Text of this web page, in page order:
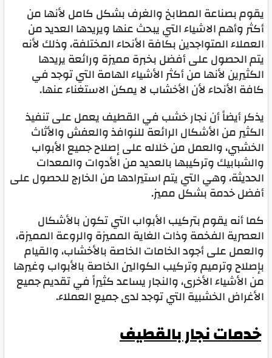
يقوم بصناعة المطابخ والغرف بشكل كامل لأنها من
أكثر وأهم الاشياء التي يبحث عنها ويريدها العديد من
العملاء المتواجدين بكافة الأنحاء المختلفة، وذلك لأنه
يتم الحصول على أفضل بخبرة مميزة ورائعة يريدها
الكثيرين لأنها من أكثر الأشياء الهامة التي توجد في
كافة الأنحاء لأن الأخشاب لا يمكن الاستغناء عنها.
يذكر أيضاً أن نجار خشب في القطيف يعمل على تنفيذ
الكثير من الأشكال الرائعة للنوافذ والعفش والأثاث
الخشبي، والعمل من خلاله على إصلاح جميع الأبواب
والشبابيك وتركيبها بالعديد من الأدوات والمعدات
الحديثة، وهي التي يتم استيرادها من الخارج للحصول على
أفضل خدمة بشكل مميز.
كما أنه يقوم بتركيب الأبواب التي تكون بالأشكال
العصرية الفخمة وذات الغاية المميزة والروعة المميزة،
والعمل على أجود الخامات الخاصة بالأخشاب، والقيام
بإصلاح وترميم وتركيب الكوالين الخاصة بالأبواب وغيرها
من الأشياء الأخرى، والنجار يساعد كثيراً في تقديم جميع
الأغراض الخشبية التي توجد لدى جميع العملاء.
خدمات نجار بالقطيف